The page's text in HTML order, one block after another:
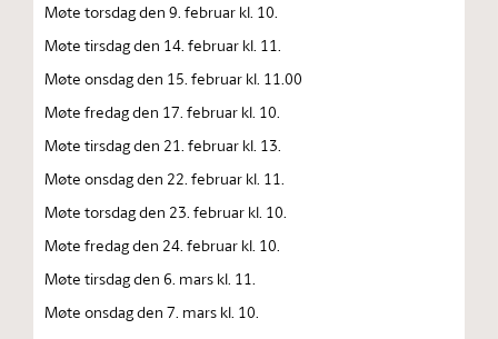
Møte torsdag den 9. februar kl. 10.
Møte tirsdag den 14. februar kl. 11.
Møte onsdag den 15. februar kl. 11.00
Møte fredag den 17. februar kl. 10.
Møte tirsdag den 21. februar kl. 13.
Møte onsdag den 22. februar kl. 11.
Møte torsdag den 23. februar kl. 10.
Møte fredag den 24. februar kl. 10.
Møte tirsdag den 6. mars kl. 11.
Møte onsdag den 7. mars kl. 10.